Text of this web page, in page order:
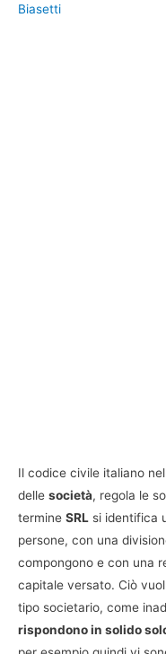
Biasetti
Il codice civile italiano
delle società, regola le
termine SRL si identifica
persone, con una
compongono e con una
capitale versato. Ciò
tipo societario, come
rispondono in solido